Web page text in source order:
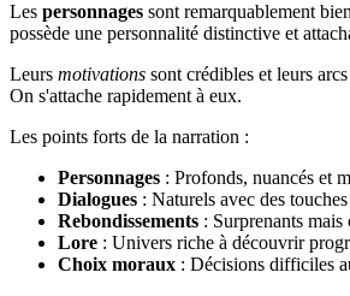
Les personnages sont remarquablement
possède une personnalité distinctive et
Leurs motivations sont crédibles et leurs
On s'attache rapidement à eux.
Les points forts de la narration :
Personnages : Profonds, nuancés et
Dialogues : Naturels avec des
Rebondissements : Surprenants mais
Lore : Univers riche à découvrir
Choix moraux : Décisions difficiles